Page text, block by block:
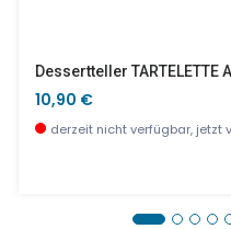
Dessertteller TARTELETTE
10,90 €
derzeit nicht verfügbar, jetzt